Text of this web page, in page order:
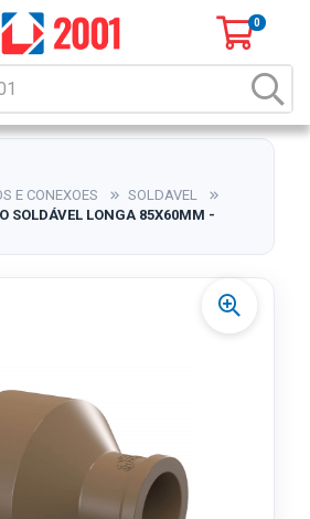
0
E CONEXOES
SOLDAVEL
SOLDÁVEL LONGA 85X60MM -